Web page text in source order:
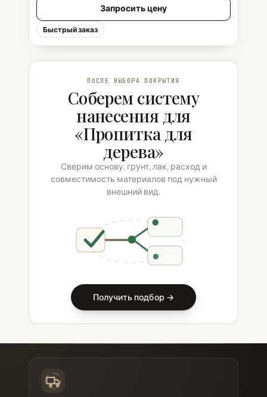
Запросить цену
Быстрый заказ
ПОСЛЕ ВЫБОРА ПОКРЫТИЯ
Соберем систему
нанесения для
«Пропитка для
дерева»
Сверим основу, грунт, лак, расход и
совместимость материалов под нужный
внешний вид.
Получить подбор →